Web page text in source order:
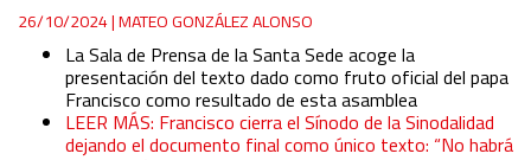
26/10/2024|MATEO GONZÁLEZ ALONSO
La Sala de Prensa de la Santa Sede acoge la
presentación del texto dado como fruto oficial del papa
Francisco como resultado de esta asamblea
LEER MÁS: Francisco cierra el Sínodo de la Sinodalidad
dejando el documento final como único texto: “No habrá